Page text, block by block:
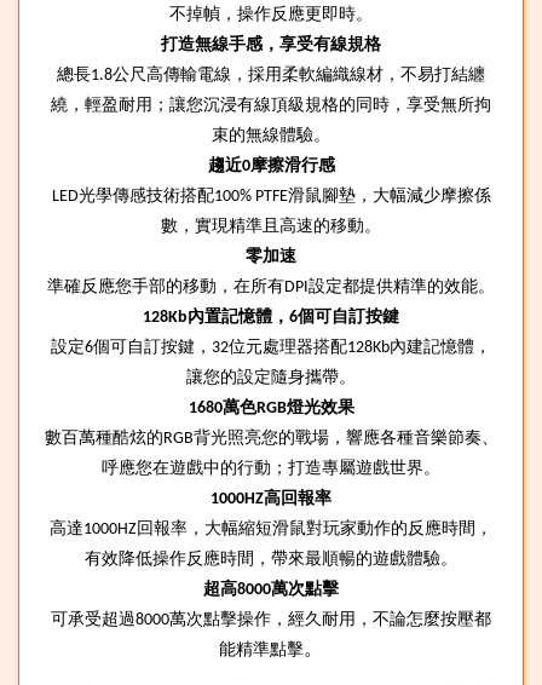
不掉幀 ，操作反應更即時。
打造無線手感，享受有線規格
總長1.8公尺高傳輸電線，採用柔軟編織線材，不易打結纏
繞，輕盈耐用；讓您沉浸有線頂級規格的同時，享受無所拘
束的無線體驗。
趨近0摩擦滑行感
LED光學傳感技術搭配100% PTFE滑鼠腳墊，大幅減少摩擦係
數，實現精準且高速的移動。
零加速
準確反應您手部的移動，在所有DPI設定都提供精準的效能。
128Kb內置記憶體， 6個可自訂按鍵
設定6個可自訂按鍵， 32位元處理器搭配128Kb內建記憶體，
讓您的設定隨身攜帶。
1680萬色RGB燈光效果
數百萬種酷炫的RGB背光照亮您的戰場，響應各種音樂節奏、
呼應您在遊戲中的行動；打造專屬遊戲世界。
1000HZ高回報率
高達1000HZ回報率，大幅縮短滑鼠對玩家動作的反應時間，
有效降低操作反應時間，帶來最順暢的遊戲體驗。
超高8000萬次點擊
可承受超過8000萬次點擊操作，經久耐用，不論怎麼按壓都
能精準點擊 。